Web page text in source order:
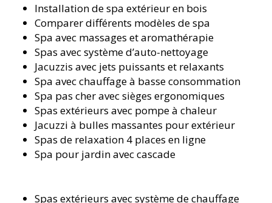
Installation de spa extérieur en bois
Comparer différents modèles de spa
Spa avec massages et aromathérapie
Spas avec système d’auto-nettoyage
Jacuzzis avec jets puissants et relaxants
Spa avec chauffage à basse consommation
Spa pas cher avec sièges ergonomiques
Spas extérieurs avec pompe à chaleur
Jacuzzi à bulles massantes pour extérieur
Spas de relaxation 4 places en ligne
Spa pour jardin avec cascade
Spas extérieurs avec système de chauffage